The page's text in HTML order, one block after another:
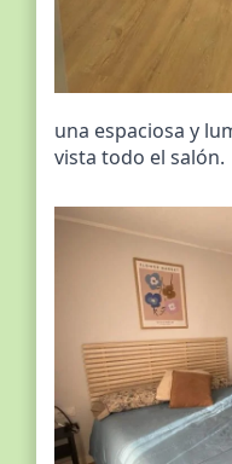
una espaciosa y
vista todo el salón.